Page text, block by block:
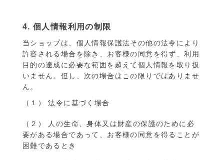
4. 個人情報利用の制限
当ショップは、個人情報保護法その他の法令により
許容される場合を除き、お客様の同意を得ず、利用
目的の達成に必要な範囲を超えて個人情報を取り扱
いません。但し、次の場合はこの限りではありませ
ん。
（１） 法令に基づく場合
（２） 人の生命、身体又は財産の保護のために必
要がある場合であって、お客様の同意を得ることが
困難であるとき